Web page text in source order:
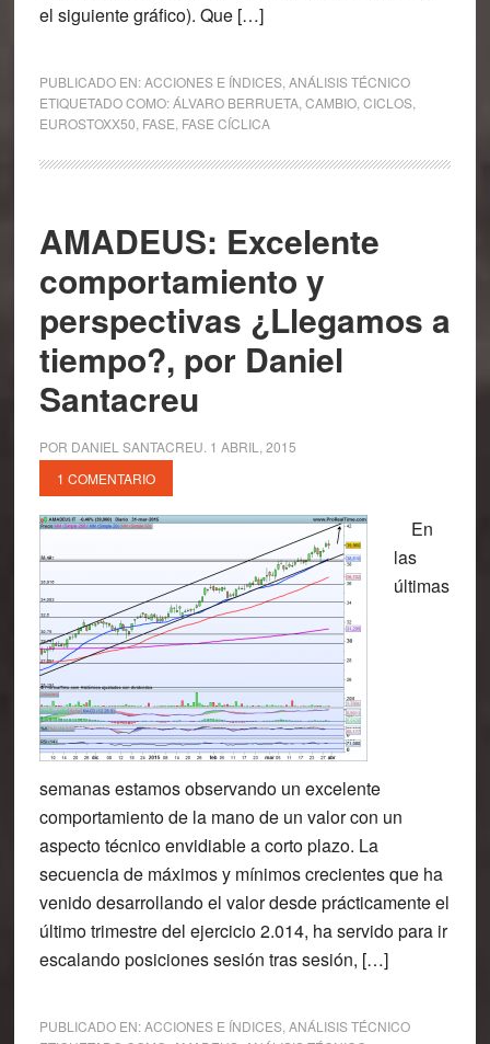
el siguiente gráfico). Que […]
PUBLICADO EN:ACCIONES E ÍNDICES, ANÁLISIS TÉCNICO
ETIQUETADO COMO:ÁLVARO BERRUETA, CAMBIO, CICLOS,
EUROSTOXX50 FASE FASE CÍCLICA
AMADEUS: Excelente
comportamiento y
perspectivas ¿Llegamos a
tiempo?, por Daniel
Santacreu
POR DANIEL SANTACREU 1 ABRIL, 2015
1 COMENTARIO
En
las
últimas
semanas estamos observando un excelente
comportamiento de la mano de un valor con un
aspecto técnico envidiable a corto plazo. La
secuencia de máximos y mínimos crecientes que ha
venido desarrollando el valor desde prácticamente el
último trimestre del ejercicio 2.014, ha servido para ir
escalando posiciones sesión tras sesión, […]
PUBLICADO EN:ACCIONES E ÍNDICES, ANÁLISIS TÉCNICO